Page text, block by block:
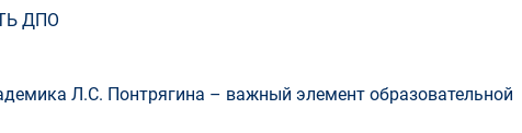
ДПО
Л.С. Понтрягина – важный элемент образовательной